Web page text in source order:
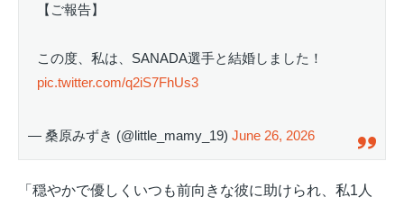
【ご報告】
この度、私は、SANADA選手と結婚しました！
pic.twitter.com/q2iS7FhUs3
— 桑原みずき (@little_mamy_19) June 26, 2026
「穏やかで優しくいつも前向きな彼に助けられ、私1人